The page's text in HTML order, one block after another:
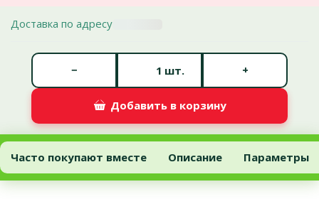
Доставка по адресу
шт.
− +
Добавить в корзину
Консервы для собак – Vom Feinsten Poultry and Pasta, 150 г
Добавить в корзину
Часто покупают вместе Описание Параметры
В начало страницы